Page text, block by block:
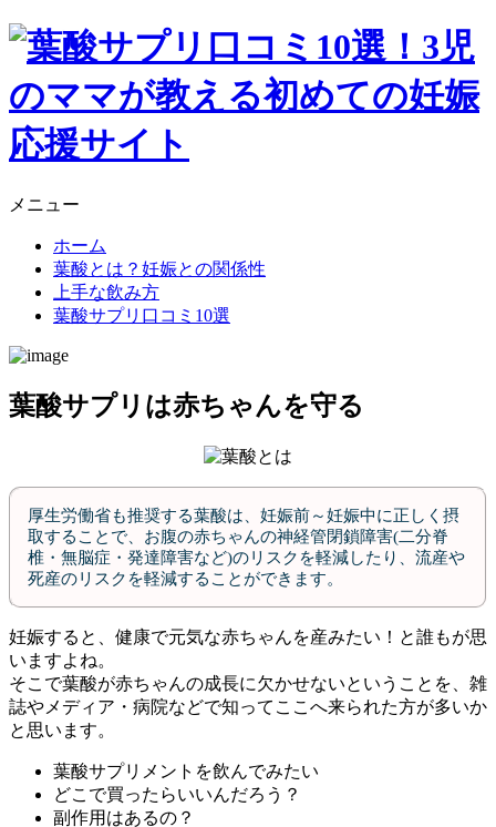
メニュー
ホーム
葉酸とは？妊娠との関係性
上手な飲み方
葉酸サプリ口コミ10選
葉酸サプリは赤ちゃんを守る
厚生労働省も推奨する葉酸は、妊娠前～妊娠中に正しく摂
取することで、お腹の赤ちゃんの神経管閉鎖障害(二分脊
椎・無脳症・発達障害など)のリスクを軽減したり、流産や
死産のリスクを軽減することができます。
妊娠すると、健康で元気な赤ちゃんを産みたい！と誰もが思
いますよね。
そこで葉酸が赤ちゃんの成長に欠かせないということを、雑
誌やメディア・病院などで知ってここへ来られた方が多いか
と思います。
葉酸サプリメントを飲んでみたい
どこで買ったらいいんだろう？
副作用はあるの？